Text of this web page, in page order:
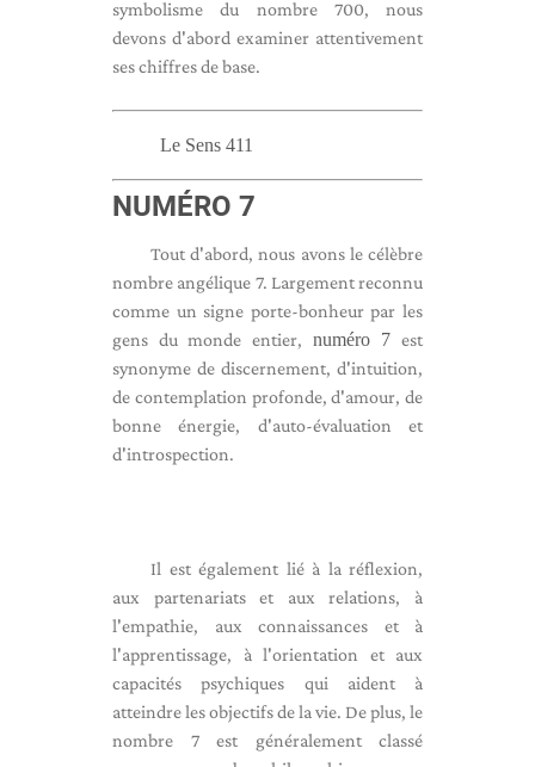
symbolisme du nombre 700, nous
devons d'abord examiner attentivement
ses chiffres de base.
Le Sens 411
NUMÉRO 7
Tout d'abord, nous avons le célèbre
nombre angélique 7. Largement reconnu
comme un signe porte-bonheur par les
gens du monde entier, numéro 7 est
synonyme de discernement, d'intuition,
de contemplation profonde, d'amour, de
bonne énergie, d'auto-évaluation et
d'introspection.
Il est également lié à la réflexion,
aux partenariats et aux relations, à
l'empathie, aux connaissances et à
l'apprentissage, à l'orientation et aux
capacités psychiques qui aident à
atteindre les objectifs de la vie. De plus, le
nombre 7 est généralement classé